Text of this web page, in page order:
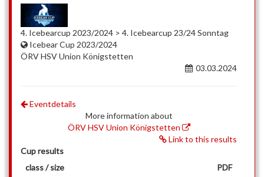
4. Icebearcup 2023/2024 > 4. Icebearcup 23/24 Sonntag
Icebear Cup 2023/2024
ÖRV HSV Union Königstetten
03.03.2024
Eventdetails
More information about
ÖRV HSV Union Königstetten
Link to this results
Cup results
class / size
PDF